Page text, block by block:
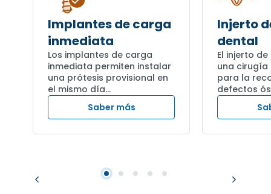
Implantes de carga
inmediata
Los implantes de carga
inmediata permiten instalar
una prótesis provisional en
el mismo día…
Saber más
Injerto
dental
El injerto
una cirugía
para la
defectos